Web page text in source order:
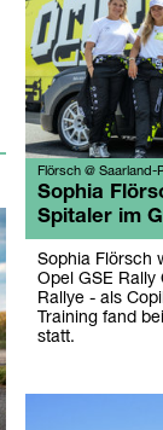
Flörsch @ Saarland-
Sophia
Spitaler im
Sophia Flörsch
Opel GSE Rally
Rallye - als
Training fand
statt.